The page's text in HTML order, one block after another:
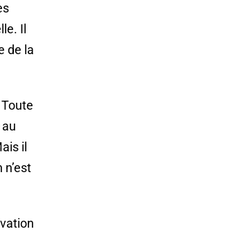
Il
de la
il